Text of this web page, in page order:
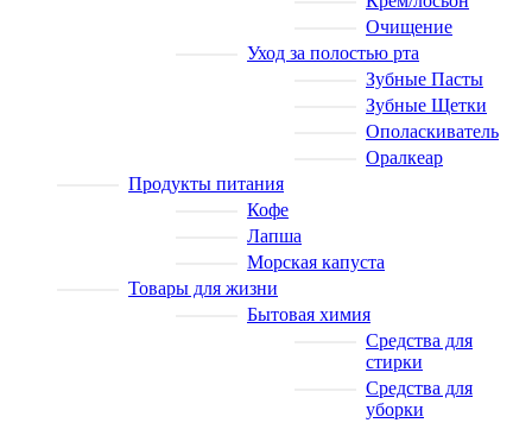
Очищение
Уход за полостью рта
Зубные Пасты
Зубные Щетки
Ополаскиватель
Оралкеар
Продукты питания
Кофе
Лапша
Морская капуста
Товары для жизни
Бытовая химия
Средства для
стирки
Средства для
уборки